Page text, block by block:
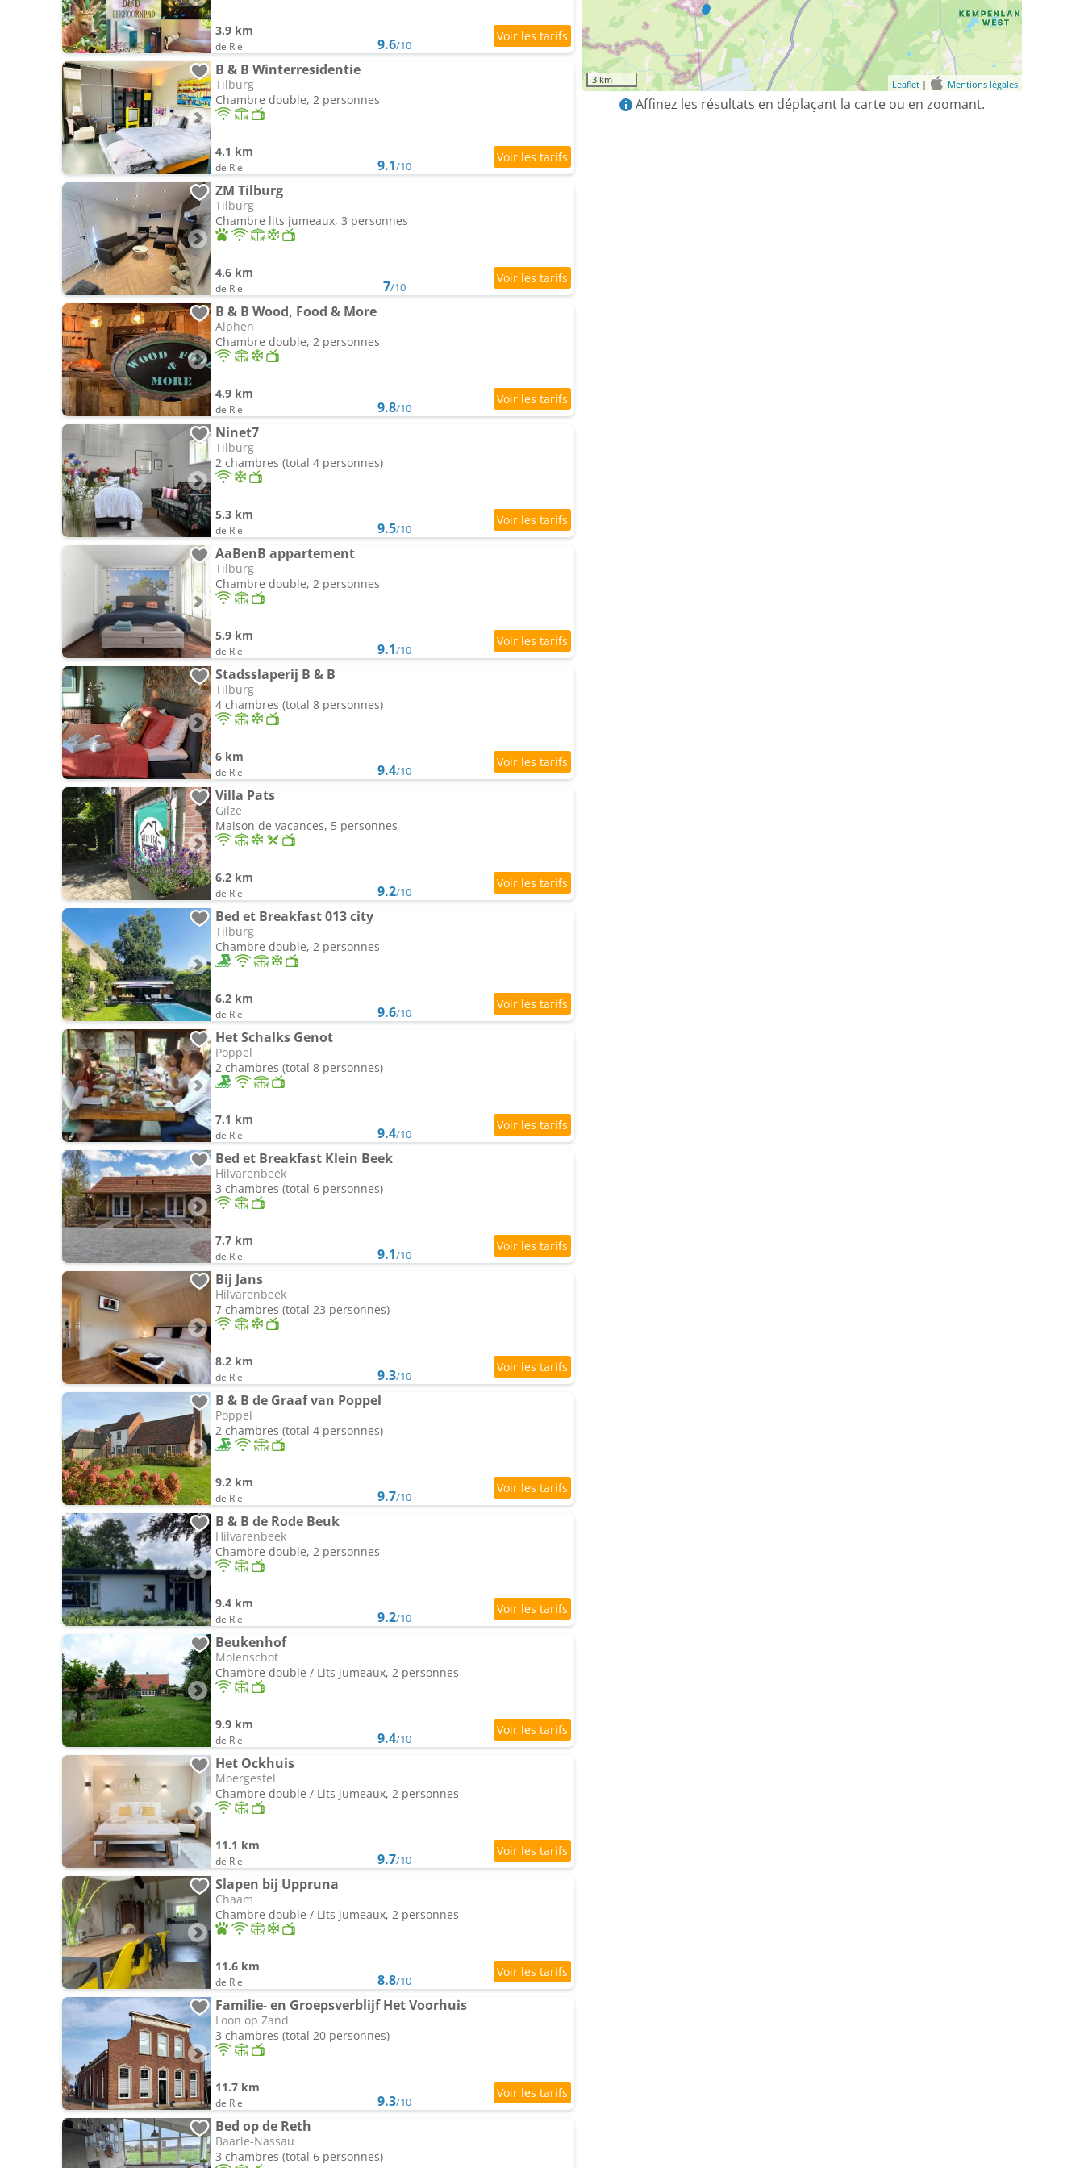
3.9 km
de Riel 9.6/10
B & B Winterresidentie
Tilburg
Chambre double, 2 personnes
4.1 km
de Riel 9.1/10
ZM Tilburg
Tilburg
Chambre lits jumeaux, 3 personnes
4.6 km
de Riel 7/10
B & B Wood, Food & More
Alphen
Chambre double, 2 personnes
4.9 km
de Riel 9.8/10
Ninet7
Tilburg
2 chambres (total 4 personnes)
5.3 km
de Riel 9.5/10
AaBenB appartement
Tilburg
Chambre double, 2 personnes
5.9 km
de Riel 9.1/10
Stadsslaperij B & B
Tilburg
4 chambres (total 8 personnes)
6 km
de Riel 9.4/10
Villa Pats
Gilze
Maison de vacances, 5 personnes
6.2 km
de Riel 9.2/10
Bed et Breakfast 013 city
Tilburg
Chambre double, 2 personnes
6.2 km
de Riel 9.6/10
Het Schalks Genot
Poppel
2 chambres (total 8 personnes)
7.1 km
de Riel 9.4/10
Bed et Breakfast Klein Beek
Hilvarenbeek
3 chambres (total 6 personnes)
7.7 km
de Riel 9.1/10
Bij Jans
Hilvarenbeek
7 chambres (total 23 personnes)
8.2 km
de Riel 9.3/10
B & B de Graaf van Poppel
Poppel
2 chambres (total 4 personnes)
9.2 km
de Riel 9.7/10
B & B de Rode Beuk
Hilvarenbeek
Chambre double, 2 personnes
9.4 km
de Riel 9.2/10
Beukenhof
Molenschot
Chambre double / Lits jumeaux, 2 personnes
9.9 km
de Riel 9.4/10
Het Ockhuis
Moergestel
Chambre double / Lits jumeaux, 2 personnes
11.1 km
de Riel 9.7/10
Slapen bij Uppruna
Chaam
Chambre double / Lits jumeaux, 2 personnes
11.6 km
de Riel 8.8/10
Familie- en Groepsverblijf Het Voorhuis
Loon op Zand
3 chambres (total 20 personnes)
11.7 km
de Riel 9.3/10
Bed op de Reth
Baarle-Nassau
3 chambres (total 6 personnes)
3 km Leaflet | Mentions légales
Affinez les résultats en déplaçant la carte ou en zoomant.